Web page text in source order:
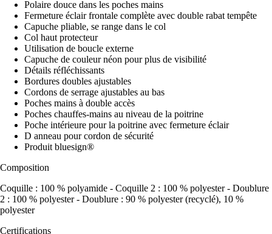
Polaire douce dans les poches mains
Fermeture éclair frontale complète avec double rabat tempête
Capuche pliable, se range dans le col
Col haut protecteur
Utilisation de boucle externe
Capuche de couleur néon pour plus de visibilité
Détails réfléchissants
Bordures doubles ajustables
Cordons de serrage ajustables au bas
Poches mains à double accès
Poches chauffes-mains au niveau de la poitrine
Poche intérieure pour la poitrine avec fermeture éclair
D anneau pour cordon de sécurité
Produit bluesign®
Composition
Coquille : 100 % polyamide - Coquille 2 : 100 % polyester - Doublure
2 : 100 % polyester - Doublure : 90 % polyester (recyclé), 10 %
polyester
Certifications